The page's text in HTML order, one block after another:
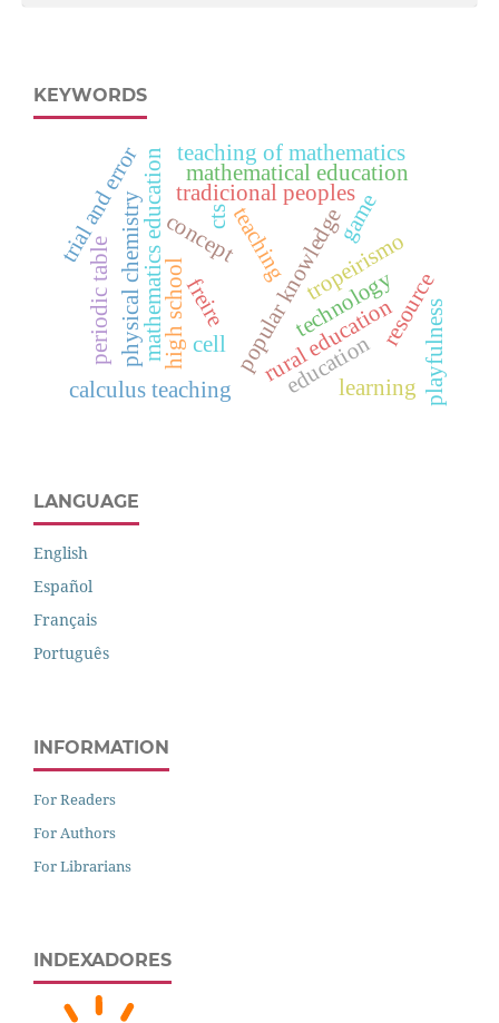
KEYWORDS
popular knowledge
tradicional peoples
tropeirismo
rural education
mathematics education
calculus teaching
mathematical education
teaching
physical chemistry concept game
teaching of mathematics
high school cell resource
technology
education
trial and error
learning
periodic table playfulness
cts
freire
LANGUAGE
English
Español
Français
Português
INFORMATION
For Readers
For Authors
For Librarians
INDEXADORES